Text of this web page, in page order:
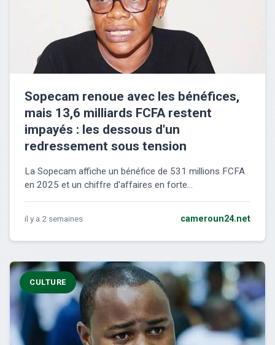
Sopecam renoue avec les bénéfices,
mais 13,6 milliards FCFA restent
impayés : les dessous d'un
redressement sous tension
La Sopecam affiche un bénéfice de 531 millions FCFA
en 2025 et un chiffre d'affaires en forte...
il y a 2 semaines cameroun24.net
CULTURE